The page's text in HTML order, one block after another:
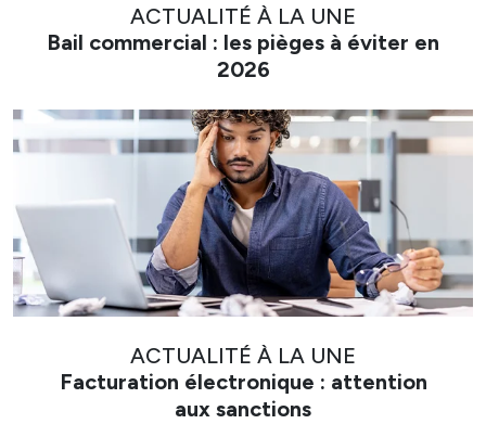
ACTUALITÉ À LA UNE
Bail commercial : les pièges à éviter en
2026
ACTUALITÉ À LA UNE
Facturation électronique : attention
aux sanctions